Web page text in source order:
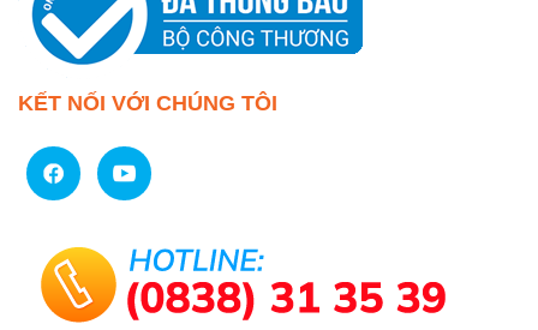
KẾT NỐI VỚI CHÚNG TÔI